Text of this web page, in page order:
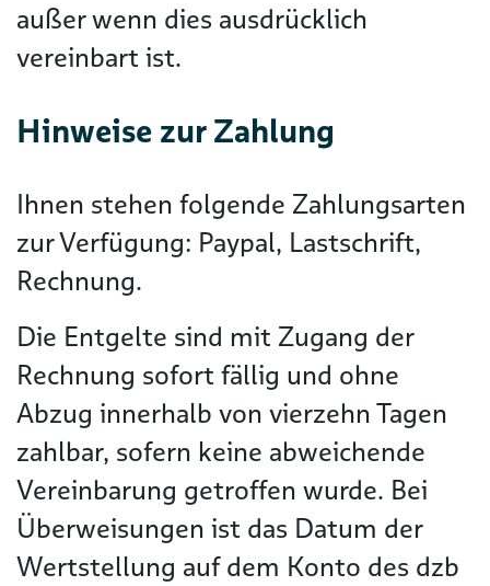
außer wenn dies ausdrücklich
vereinbart ist.
Hinweise zur Zahlung
Ihnen stehen folgende Zahlungsarten
zur Verfügung: Paypal, Lastschrift,
Rechnung.
Die Entgelte sind mit Zugang der
Rechnung sofort fällig und ohne
Abzug innerhalb von vierzehn Tagen
zahlbar, sofern keine abweichende
Vereinbarung getroffen wurde. Bei
Überweisungen ist das Datum der
Wertstellung auf dem Konto des dzb